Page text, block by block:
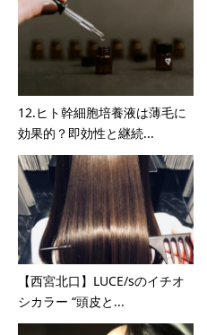
12.ヒト幹細胞培養液は薄毛に
効果的？即効性と継続...
【西宮北口】LUCE/sのイチオ
シカラー “頭皮と...